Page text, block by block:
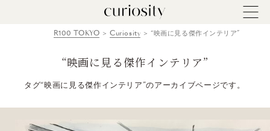
R100 TOKYO Curiosity “映画に見る傑作インテリア”
“映画に見る傑作インテリア”
タグ“映画に見る傑作インテリア”のアーカイブページです。